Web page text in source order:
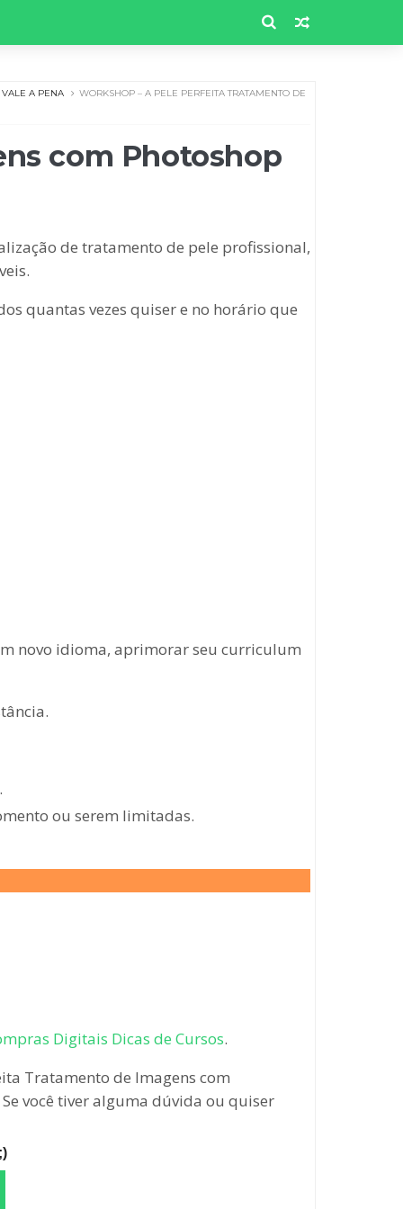
VALE A PENA
WORKSHOP – A PELE PERFEITA TRATAMENTO DE
com Photoshop
de tratamento de pele profissional,
quantas vezes quiser e no horário que
novo idioma, aprimorar seu curriculum
ou serem limitadas.
Digitais Dicas de Cursos.
Tratamento de Imagens com
você tiver alguma dúvida ou quiser